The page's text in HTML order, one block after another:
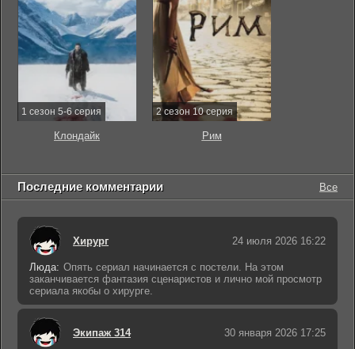
1 сезон 5-6 серия
Клондайк
2 сезон 10 серия
Рим
Последние комментарии Все
Хирург 24 июля 2026 16:22
Люда: Опять сериал начинается с постели. На этом
заканчивается фантазия сценаристов и лично мой просмотр
сериала якобы о хирурге.
Экипаж 314 30 января 2026 17:25